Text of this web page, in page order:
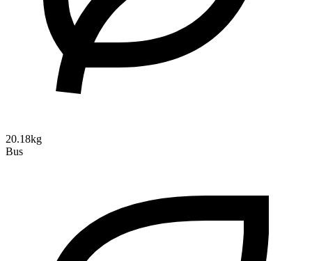
20.18kg
Bus